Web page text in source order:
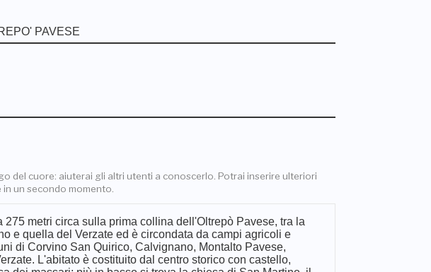
del cuore: aiuterai gli altri utenti a conoscerlo. Potrai inserire ulteriori
un secondo momento.